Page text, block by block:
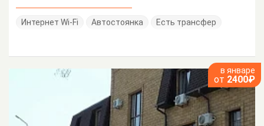
Интернет Wi-Fi Автостоянка Есть трансфер
в январе
от 2400₽